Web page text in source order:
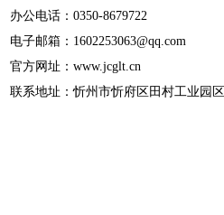
办公电话：0350-8679722
电子邮箱：1602253063@qq.com
官方网址：www.jcglt.cn
联系地址：忻州市忻府区田村工业园区